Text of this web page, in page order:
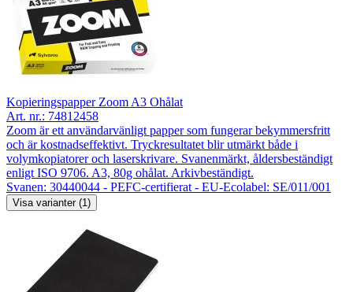
Kopieringspapper Zoom A3 Ohålat
Art. nr.: 74812458
Zoom är ett användarvänligt papper som fungerar bekymmersfritt
och är kostnadseffektivt. Tryckresultatet blir utmärkt både i
volymkopiatorer och laserskrivare. Svanenmärkt, åldersbeständigt
enligt ISO 9706. A3, 80g ohålat. Arkivbeständigt.
Svanen: 30440044 - PEFC-certifierat - EU-Ecolabel: SE/011/001
Visa varianter (1)